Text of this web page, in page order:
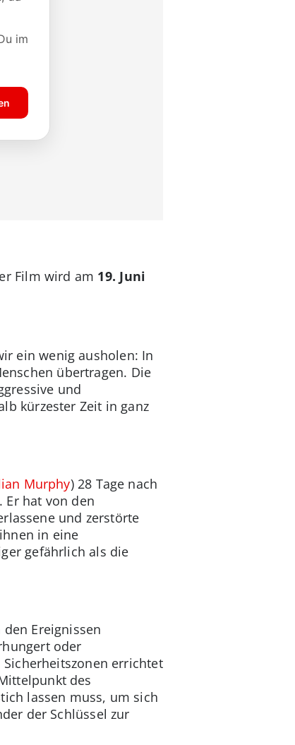
Film wird am 19. Juni
ein wenig ausholen: In
übertragen. Die
und
kürzester Zeit in ganz
Murphy) 28 Tage nach
Er hat von den
und zerstörte
in eine
gefährlich als die
Ereignissen
oder
Sicherheitszonen errichtet
des
lassen muss, um sich
der Schlüssel zur